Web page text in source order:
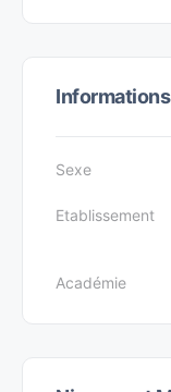
Sexe
Etablissement
Académie